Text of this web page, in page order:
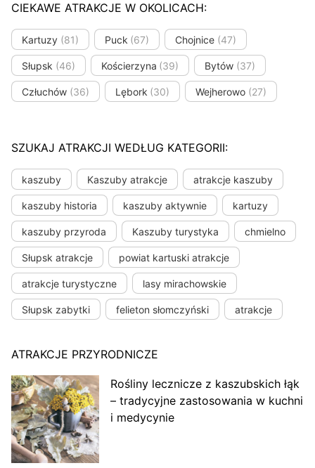
CIEKAWE ATRAKCJE W OKOLICACH:
Kartuzy (81) Puck (67) Chojnice (47)
Słupsk (46) Kościerzyna (39) Bytów (37)
Człuchów (36) Lębork (30) Wejherowo (27)
SZUKAJ ATRAKCJI WEDŁUG KATEGORII:
kaszuby Kaszuby atrakcje atrakcje kaszuby
kaszuby historia kaszuby aktywnie kartuzy
kaszuby przyroda Kaszuby turystyka chmielno
Słupsk atrakcje powiat kartuski atrakcje
atrakcje turystyczne lasy mirachowskie
Słupsk zabytki felieton słomczyński atrakcje
ATRAKCJE PRZYRODNICZE
Rośliny lecznicze z kaszubskich łąk
– tradycyjne zastosowania w kuchni
i medycynie